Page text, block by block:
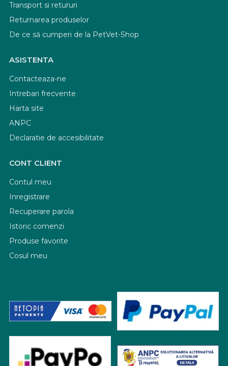
Transport si retururi
Returnarea produselor
De ce să cumperi de la PetVet-Shop
ASISTENTA
Contacteaza-ne
Intrebari frecvente
Harta site
ANPC
Declaratie de accesibilitate
CONT CLIENT
Contul meu
Inregistrare
Recuperare parola
Istoric comenzi
Produse favorite
Cosul meu